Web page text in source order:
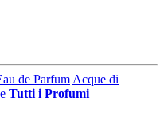
de ParfumAcque di
Tutti i Profumi